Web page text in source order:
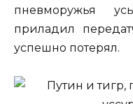
пневморужья
приладил
успешно потерял.